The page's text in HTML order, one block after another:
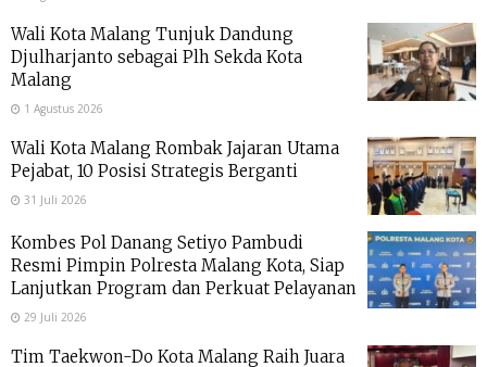
Wali Kota Malang Tunjuk Dandung
Djulharjanto sebagai Plh Sekda Kota
Malang
1 Agustus 2026
Wali Kota Malang Rombak Jajaran Utama
Pejabat, 10 Posisi Strategis Berganti
31 Juli 2026
Kombes Pol Danang Setiyo Pambudi
Resmi Pimpin Polresta Malang Kota, Siap
Lanjutkan Program dan Perkuat Pelayanan
29 Juli 2026
Tim Taekwon-Do Kota Malang Raih Juara